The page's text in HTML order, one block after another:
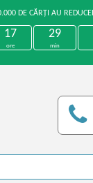
DE CĂRȚI AU
17
ore
29
min